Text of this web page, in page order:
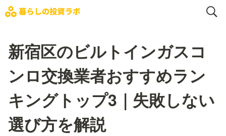
新宿区のビルトインガスコ
ンロ交換業者おすすめラン
キングトップ3｜失敗しない
選び方を解説